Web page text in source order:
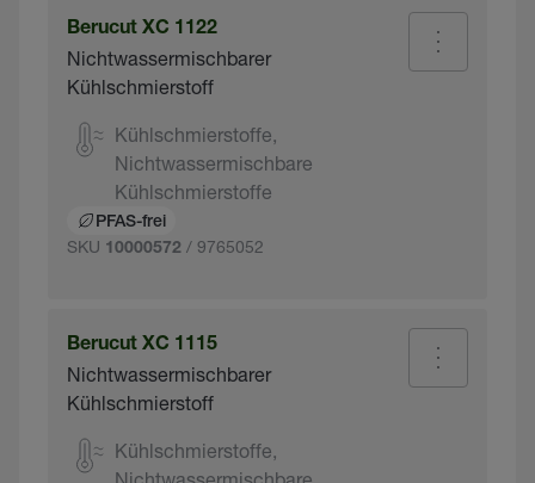
Berucut XC 1122
Nichtwassermischbarer
Kühlschmierstoff
Kühlschmierstoffe,
Nichtwassermischbare
Kühlschmierstoffe
PFAS-frei
SKU 10000572 / 9765052
Berucut XC 1115
Nichtwassermischbarer
Kühlschmierstoff
Kühlschmierstoffe,